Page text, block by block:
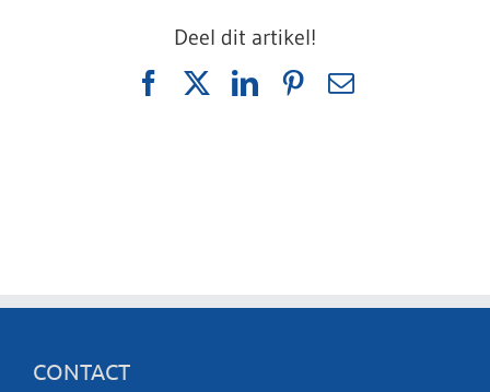
Deel dit artikel!
FacebookLinkedIn
Pinterest
E-
CONTACT